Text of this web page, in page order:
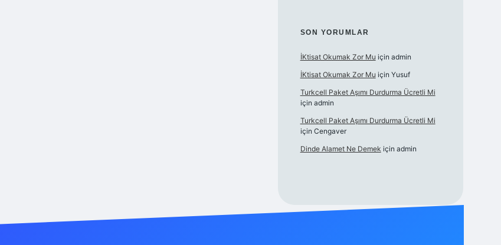
SON YORUMLAR
İKtisat Okumak Zor Mu için admin
İKtisat Okumak Zor Mu için Yusuf
Turkcell Paket Aşımı Durdurma Ücretli Mi
için admin
Turkcell Paket Aşımı Durdurma Ücretli Mi
için Cengaver
Dinde Alamet Ne Demek için admin